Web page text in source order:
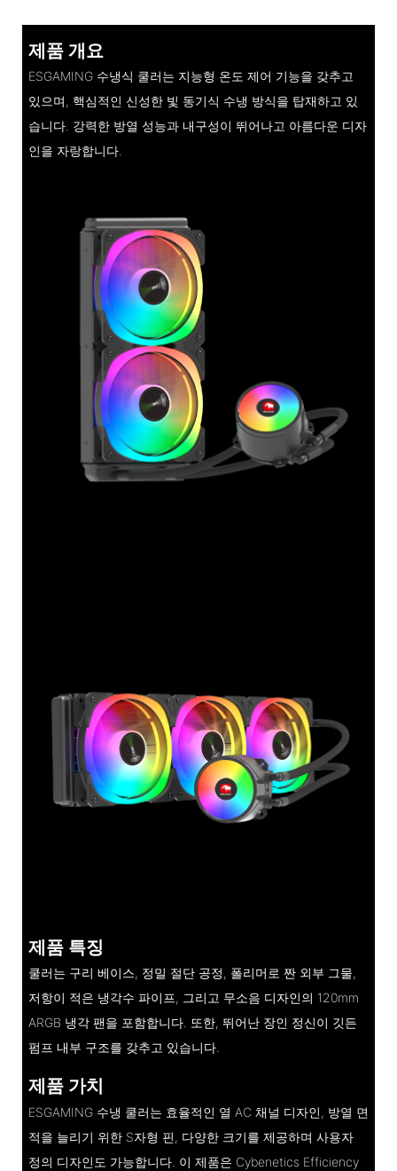
제품 개요
ESGAMING 수냉식 쿨러는 지능형 온도 제어 기능을 갖추고
있으며, 핵심적인 신성한 빛 동기식 수냉 방식을 탑재하고 있
습니다. 강력한 방열 성능과 내구성이 뛰어나고 아름다운 디자
인을 자랑합니다.
제품 특징
쿨러는 구리 베이스, 정밀 절단 공정, 폴리머로 짠 외부 그물,
저항이 적은 냉각수 파이프, 그리고 무소음 디자인의 120mm
ARGB 냉각 팬을 포함합니다. 또한, 뛰어난 장인 정신이 깃든
펌프 내부 구조를 갖추고 있습니다.
제품 가치
ESGAMING 수냉 쿨러는 효율적인 열 AC 채널 디자인, 방열 면
적을 늘리기 위한 S자형 핀, 다양한 크기를 제공하며 사용자
정의 디자인도 가능합니다. 이 제품은 Cybenetics Efficiency